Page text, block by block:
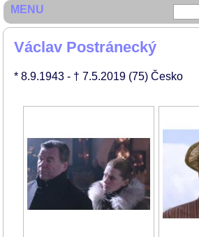
Václav Postránecký
* 8.9.1943 - † 7.5.2019 (75) Česko
MENU